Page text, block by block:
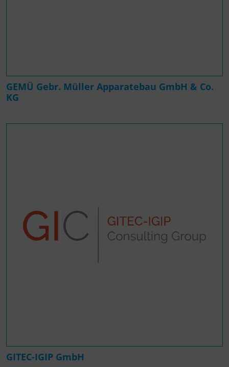
GEMÜ Gebr. Müller Apparatebau GmbH & Co.
KG
GITEC-IGIP GmbH